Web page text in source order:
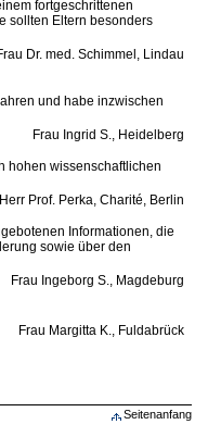
fortgeschrittenen
sollten Eltern besonders
Dr. med. Schimmel, Lindau
und habe inzwischen
Frau Ingrid S., Heidelberg
hohen wissenschaftlichen
Herr Prof. Perka, Charité, Berlin
Informationen, die
sowie über den
Frau Ingeborg S., Magdeburg
Frau Margitta K., Fuldabrück
Seitenanfang